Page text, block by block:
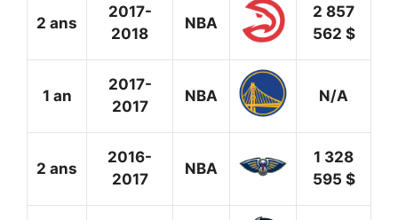
2 ans
2017-
2018
NBA
2 857
562 $
1 an
2017-
2017
NBA N/A
2 ans
2016-
2017
NBA
1 328
595 $